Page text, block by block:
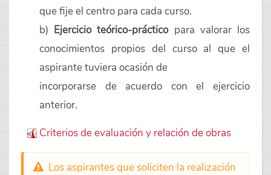
que fije el centro para cada curso.
b) Ejercicio teórico-prácticopara valorar los
conocimientos propios del curso al que el
aspirante tuviera ocasión de
incorporarse de acuerdo con el ejercicio
anterior.
Criterios de evaluación y relación de obras
Los aspirantes que soliciten la realización